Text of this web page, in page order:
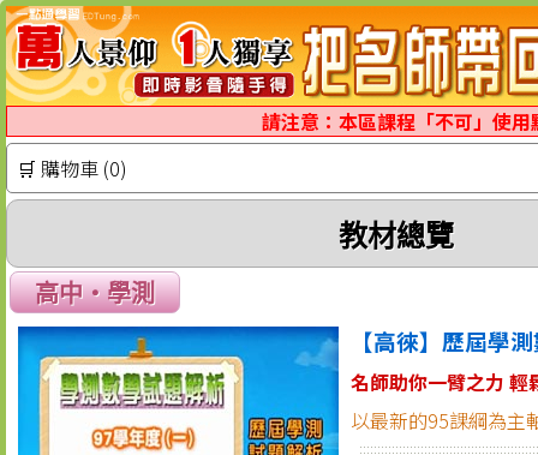
請注意：本區課程「不可」使用
🛒 購物車 (0)
教材總覽
高中‧學測
【高徠】歷屆學
名師助你一臂之力 輕
以最新的95課綱為主